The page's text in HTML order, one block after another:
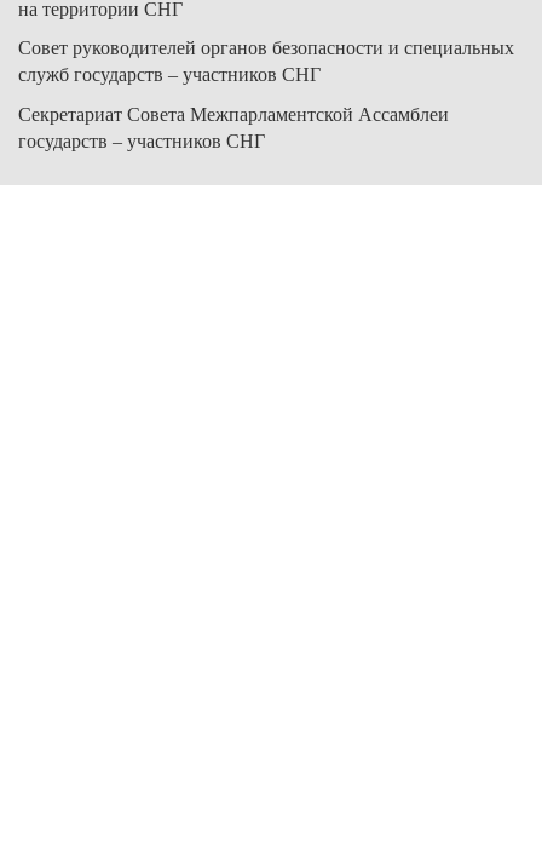
на территории СНГ
Совет руководителей органов безопасности и специальных
служб государств – участников СНГ
Секретариат Совета Межпарламентской Ассамблеи
государств – участников СНГ